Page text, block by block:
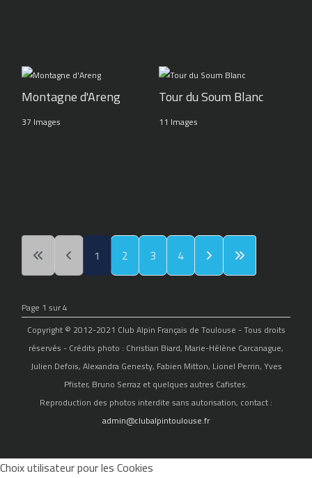
Montagne d'Areng
37 Images
Tour du Soum Blanc
11 Images
1 2 3 4
Page 1 sur 4
Copyright © 2012-2021 Club Alpin Français de Toulouse - Tous droits
réservés - Crédits photo : Christian Biard, Marie-Hélène Carcanague,
Julien Defois, Alexandra Genesty, Fabien Mitton, Lionel Perrin, Yves
Pfister, Bruno Serraz et quelques autres Cafistes.
Reproduction des photos interdite sans autorisation, contact :
admin@clubalpintoulouse.fr
Choix utilisateur pour les Cookies